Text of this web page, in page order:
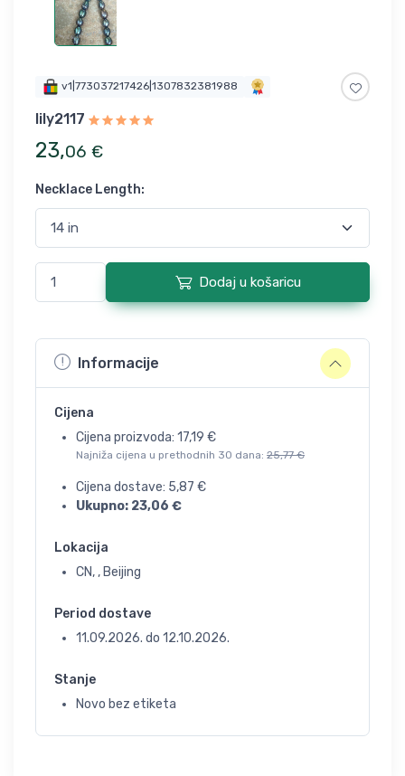
v1|773037217426|1307832381988
lily2117
23,06 €
Necklace Length:
Dodaj u košaricu
Informacije
Cijena
Cijena proizvoda: 17,19 €
Najniža cijena u prethodnih 30 dana: 25,77 €
Cijena dostave: 5,87 €
Ukupno: 23,06 €
Lokacija
CN, , Beijing
Period dostave
11.09.2026. do 12.10.2026.
Stanje
Novo bez etiketa